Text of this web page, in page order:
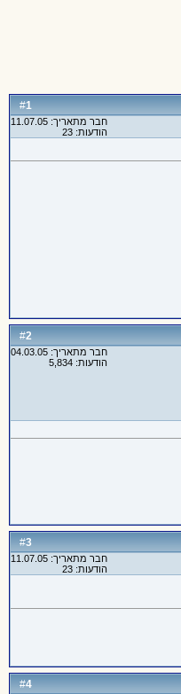
#
1
חבר מתאריך: 11.07.05
הודעות: 23
#
2
חבר מתאריך: 04.03.05
הודעות: 5,834
#
3
חבר מתאריך: 11.07.05
הודעות: 23
#
4